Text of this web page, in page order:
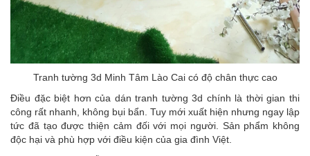
Tranh tường 3d Minh Tâm Lào Cai có độ chân thực cao
Điều đặc biệt hơn của dán tranh tường 3d chính là thời gian thi
công rất nhanh, không bụi bẩn. Tuy mới xuất hiện nhưng ngay lập
tức đã tạo được thiện cảm đối với mọi người. Sản phẩm không
độc hại và phù hợp với điều kiện của gia đình Việt.